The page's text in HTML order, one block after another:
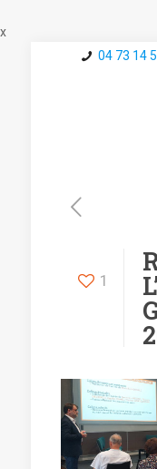
x
04 73 14
1